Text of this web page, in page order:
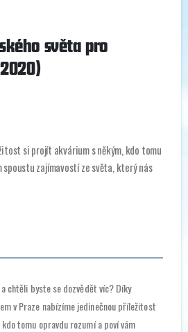
světa pro
si projít akvárium s někým, kdo tomu
spoustu zajímavostí ze světa, který nás
chtěli byste se dozvědět víc? Díky
v Praze nabízíme jedinečnou příležitost
tomu opravdu rozumí a poví vám